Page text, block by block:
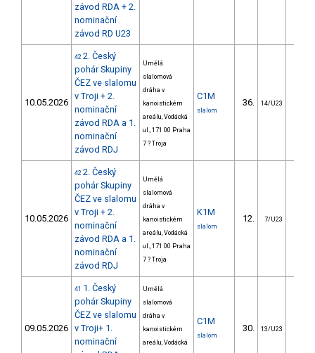
závod RDA + 2.
nominační
závod RD U23
10.05.2026
42 2. Český
pohár Skupiny
ČEZ ve slalomu
v Troji + 2.
nominační
závod RDA a 1.
nominační
závod RDJ
Umělá
slalomová
dráha v
kanoistickém
areálu, Vodácká
ul., 171 00 Praha
7 ? Troja
C1M
slalom
36. 14/U23
10.05.2026
42 2. Český
pohár Skupiny
ČEZ ve slalomu
v Troji + 2.
nominační
závod RDA a 1.
nominační
závod RDJ
Umělá
slalomová
dráha v
kanoistickém
areálu, Vodácká
ul., 171 00 Praha
7 ? Troja
K1M
slalom
12. 7/U23
09.05.2026
41 1. Český
pohár Skupiny
ČEZ ve slalomu
v Troji+ 1.
nominační
Umělá
slalomová
dráha v
kanoistickém
areálu, Vodácká
C1M
slalom
30. 13/U23